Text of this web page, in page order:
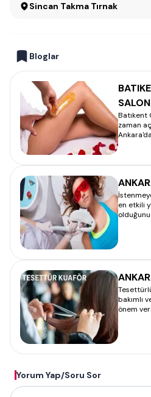
Sincan Takma Tırnak
Bloglar
Batıkent
zaman
en etkili
bakımlı
önem
Yorum Yap/Soru Sor